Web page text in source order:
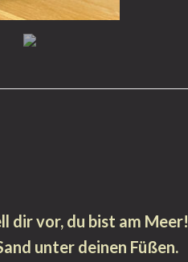
dir vor, du bist am Meer!
unter deinen Füßen.